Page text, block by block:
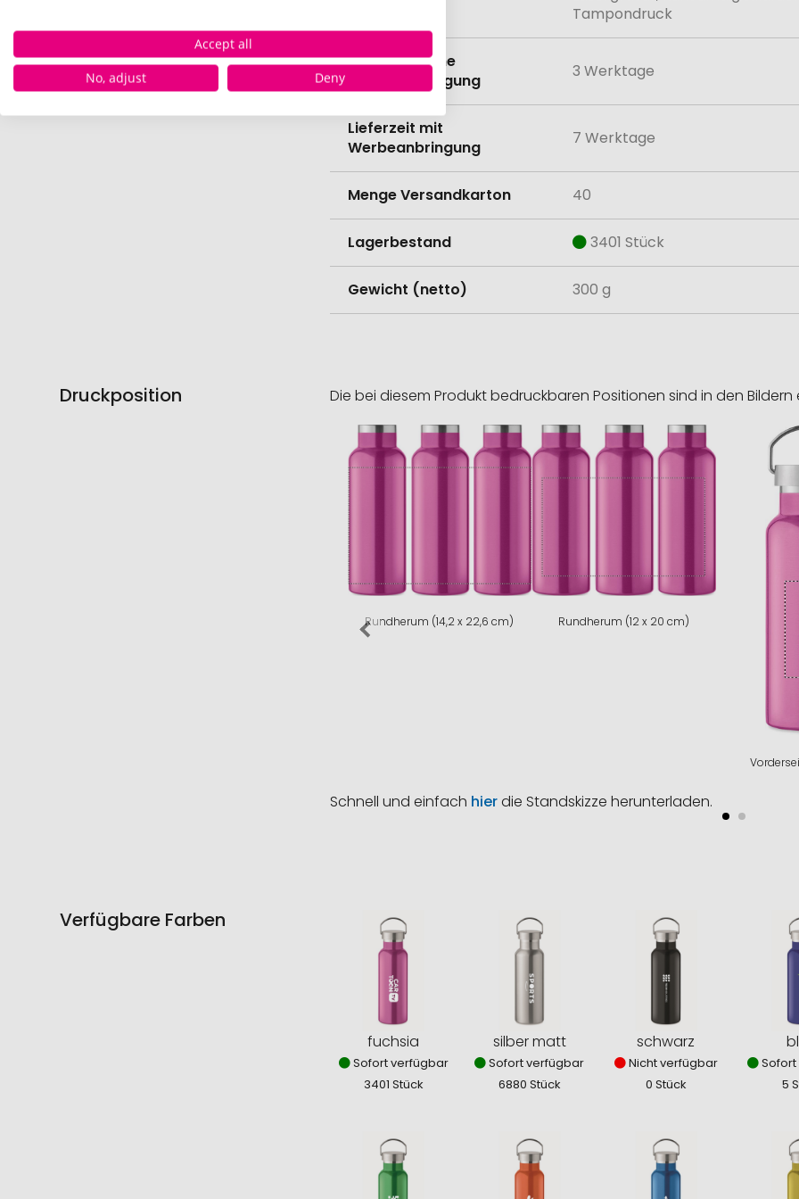
Tampondruck
Lieferzeit ohne
Werbeanbringung
3 Werktage
Lieferzeit mit
Werbeanbringung
7 Werktage
Menge Versandkarton 40
Lagerbestand 3401 Stück
Gewicht (netto) 300 g
Druckposition Die bei diesem Produkt bedruckbaren Positionen sind in den
Rundherum (14,2 x 22,6 cm) Rundherum (12 x 20 cm)
Schnell und einfach hierdie Standskizze herunterladen.
Verfügbare Farben
fuchsia
Sofort verfügbar
3401 Stück
silber matt
Sofort verfügbar
6880 Stück
schwarz
Nicht verfügbar
0 Stück
5
Accept all
No, adjust
Deny